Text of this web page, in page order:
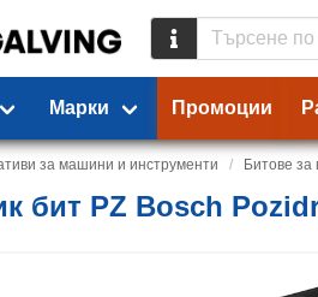
Марки Промоции
за машини и инструменти Битове за
бит PZ Bosch